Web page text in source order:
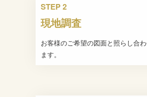
STEP 2
現地調査
お客様のご希望の図面と照らし合
ます。